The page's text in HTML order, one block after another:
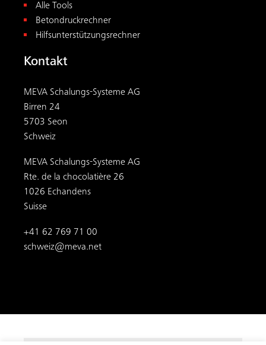
Alle Tools
Betondruckrechner
Hilfsunterstützungsrechner
Kontakt
MEVA Schalungs-Systeme AG
Birren 24
5703 Seon
Schweiz
MEVA Schalungs-Systeme AG
Rte. de la chocolatière 26
1026 Echandens
Suisse
+41 62 769 71 00
schweiz@meva.net